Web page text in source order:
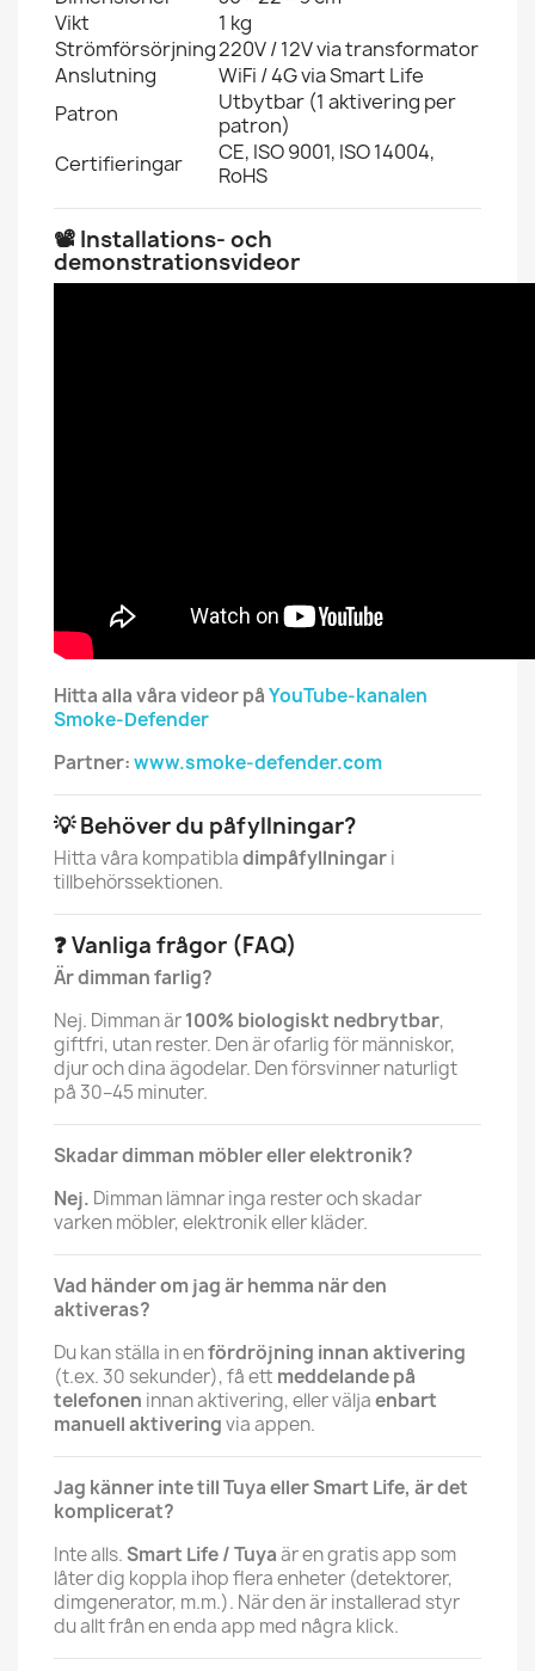
Vikt
1 kg
Strömförsörjning220V / 12V via transformator
Anslutning
WiFi / 4G via Smart Life
Patron
Utbytbar (1 aktivering per
patron)
Certifieringar
CE, ISO 9001, ISO 14004,
RoHS
📽️ Installations- och
demonstrationsvideor
Hitta alla våra videor påYouTube-kanalen
Smoke-Defender
Partner:www.smoke-defender.com
💡 Behöver du påfyllningar?
Hitta våra kompatibladimpåfyllningari
tillbehörssektionen.
❓ Vanliga frågor (FAQ)
Är dimman farlig?
Nej. Dimman är100% biologiskt nedbrytbar,
giftfri, utan rester. Den är ofarlig för människor,
djur och dina ägodelar. Den försvinner naturligt
på 30–45 minuter.
Skadar dimman möbler eller elektronik?
Nej. Dimman lämnar inga rester och skadar
varken möbler, elektronik eller kläder.
Vad händer om jag är hemma när den
aktiveras?
Du kan ställa in enfördröjning innan aktivering
(t.ex. 30 sekunder), få ett meddelande på
telefonen innan aktivering, eller väljaenbart
manuell aktiveringvia appen.
Jag känner inte till Tuya eller Smart Life, är det
komplicerat?
Inte alls.Smart Life / Tuyaär en gratis app som
låter dig koppla ihop flera enheter (detektorer,
dimgenerator, m.m.). När den är installerad styr
du allt från en enda app med några klick.